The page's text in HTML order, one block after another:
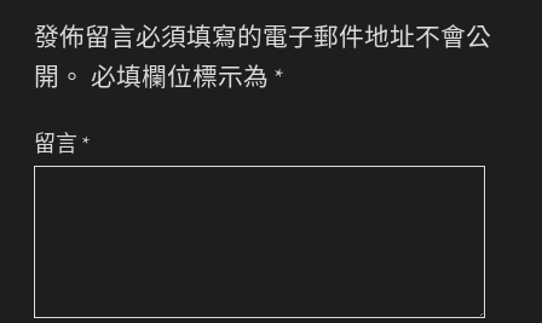
發佈留言必須填寫的電子郵件地址不會公
開。 必填欄位標示為 *
留言 *